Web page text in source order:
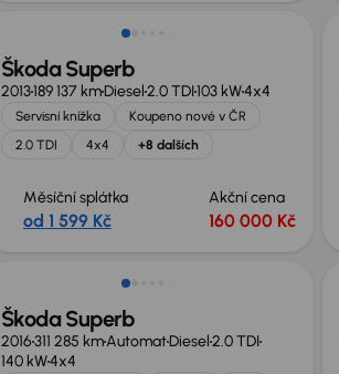
Škoda Superb
2013189 137 kmDiesel2.0 TDI103 kW4x4
Servisní knížka
Koupeno nové v ČR
2.0 TDI
4x4 +8 dalších
Měsíční splátka
od 1 599 Kč
Akční cena
160 000 Kč
Škoda Superb
2016311 285 kmAutomatDiesel2.0 TDI
140 kW4x4